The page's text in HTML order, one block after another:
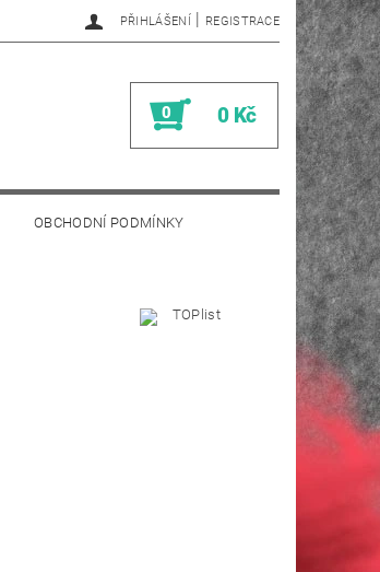
PŘIHLÁŠENÍ | REGISTRACE
0 0 Kč
OBCHODNÍ PODMÍNKY